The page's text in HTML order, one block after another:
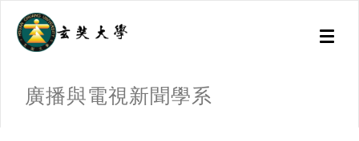
Toggle
廣播與電視新聞學系